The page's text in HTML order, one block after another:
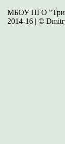
МБОУ ПГО
2014-16 | ©